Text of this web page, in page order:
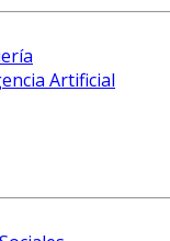
Artificial